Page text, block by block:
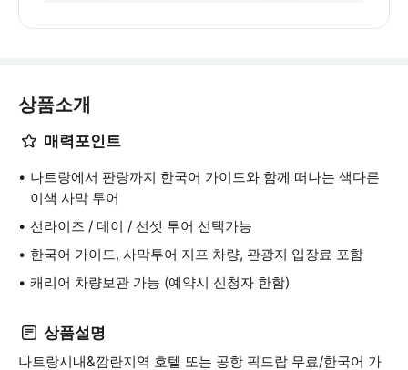
상품소개
매력포인트
나트랑에서 판랑까지 한국어 가이드와 함께 떠나는 색다른
이색 사막 투어
선라이즈 / 데이 / 선셋 투어 선택가능
한국어 가이드, 사막투어 지프 차량, 관광지 입장료 포함
캐리어 차량보관 가능 (예약시 신청자 한함)
상품설명
나트랑시내&깜란지역 호텔 또는 공항 픽드랍 무료/한국어 가